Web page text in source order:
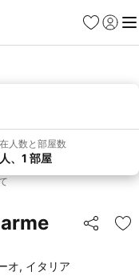
お気に入り
ログイ
メ
人数と部屋数
、1 部屋
シェア
お
オ, イタリア